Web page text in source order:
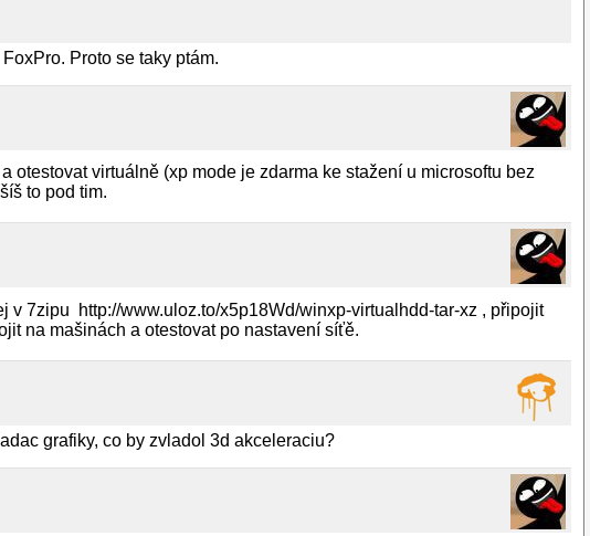
Proto se taky ptám.
virtuálně (xp mode je zdarma ke stažení u microsoftu bez
to pod tim.
7zipu http://www.uloz.to/x5p18Wd/winxp-virtualhdd-tar-xz , připojit
na mašinách a otestovat po nastavení síťě.
grafiky, co by zvladol 3d akceleraciu?